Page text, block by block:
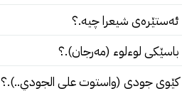
ئەستێرەى شیعرا چيە.؟
باسێکى لوءلوء (مەرجان).؟
کێوى جودى (واستوت على الجودي..).؟